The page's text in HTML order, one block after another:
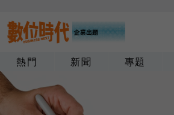
熱門 新聞 專題